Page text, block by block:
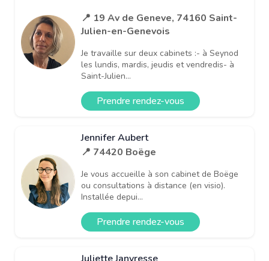
📍 19 Av de Geneve, 74160 Saint-
Julien-en-Genevois
Je travaille sur deux cabinets :- à Seynod
les lundis, mardis, jeudis et vendredis- à
Saint-Julien...
Prendre rendez-vous
Jennifer Aubert
📍 74420 Boëge
Je vous accueille à son cabinet de Boëge
ou consultations à distance (en visio).
Installée depui...
Prendre rendez-vous